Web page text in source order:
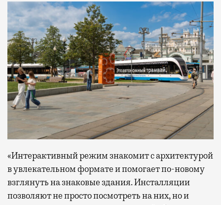
«Интерактивный режим знакомит с архитектурой
в увлекательном формате и помогает по-новому
взглянуть на знаковые здания. Инсталляции
позволяют не просто посмотреть на них, но и